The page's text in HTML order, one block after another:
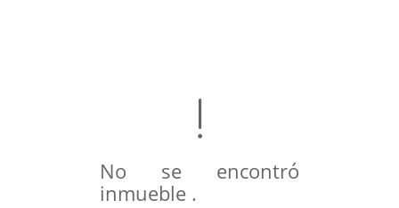
No se encontró
inmueble .